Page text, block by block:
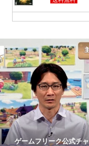
ポケモンの姿のソフビ貯